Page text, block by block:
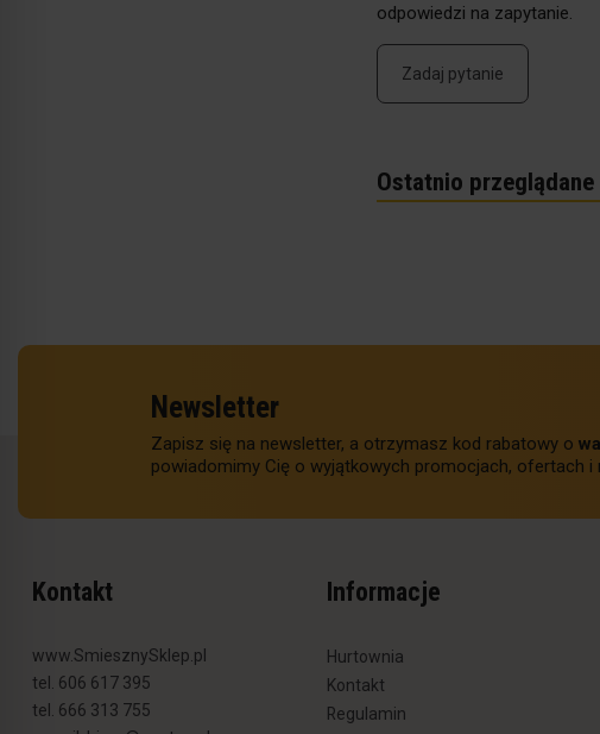
odpowiedzi na zapytanie.
Zadaj pytanie
Ostatnio
Newsletter
Zapisz się na newsletter, a otrzymasz kod rabatowy o
powiadomimy Cię o wyjątkowych promocjach, ofertach
Kontakt
www.SmiesznySklep.pl
tel. 606 617 395
tel. 666 313 755
Informacje
Hurtownia
Kontakt
Regulamin